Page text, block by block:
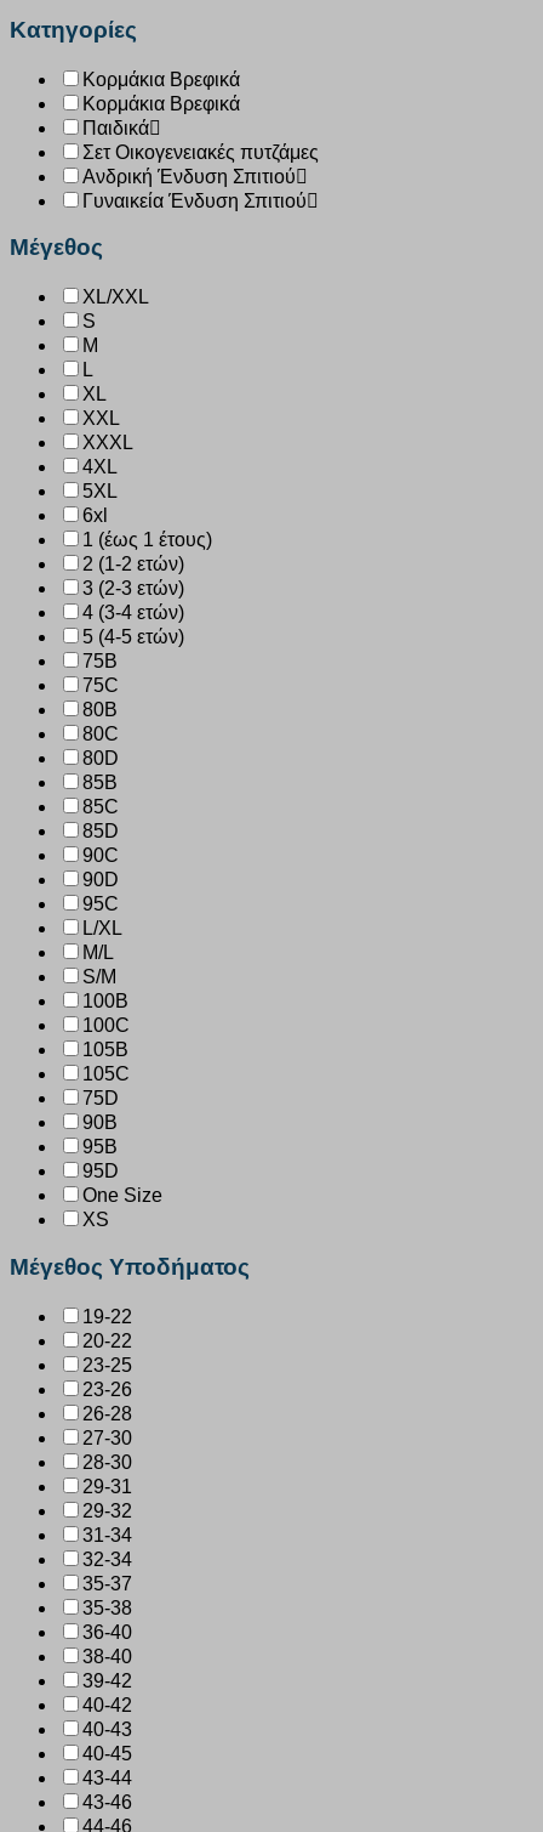
Κατηγορίες
Κορμάκια Βρεφικά
Κορμάκια Βρεφικά
Παιδικά
Σετ Οικογενειακές πυτζάμες
Ανδρική Ένδυση Σπιτιού
Γυναικεία Ένδυση Σπιτιού
Μέγεθος
XL/XXL
S
M
L
XL
XXL
XXXL
4XL
5XL
6xl
1 (έως 1 έτους)
2 (1-2 ετών)
3 (2-3 ετών)
4 (3-4 ετών)
5 (4-5 ετών)
75B
75C
80B
80C
80D
85B
85C
85D
90C
90D
95C
L/XL
M/L
S/M
100B
100C
105B
105C
75D
90B
95B
95D
One Size
XS
Μέγεθος Υποδήματος
19-22
20-22
23-25
23-26
26-28
27-30
28-30
29-31
29-32
31-34
32-34
35-37
35-38
36-40
38-40
39-42
40-42
40-43
40-45
43-44
43-46
44-46